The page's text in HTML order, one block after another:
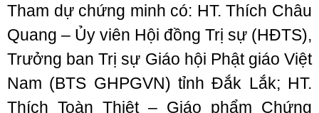
Tham dự chứng minh có: HT. Thích Châu
Quang – Ủy viên Hội đồng Trị sự (HĐTS),
Trưởng ban Trị sự Giáo hội Phật giáo Việt
Nam (BTS GHPGVN) tỉnh Đắk Lắk; HT.
Thích Toàn Thiệt – Giáo phẩm Chứng